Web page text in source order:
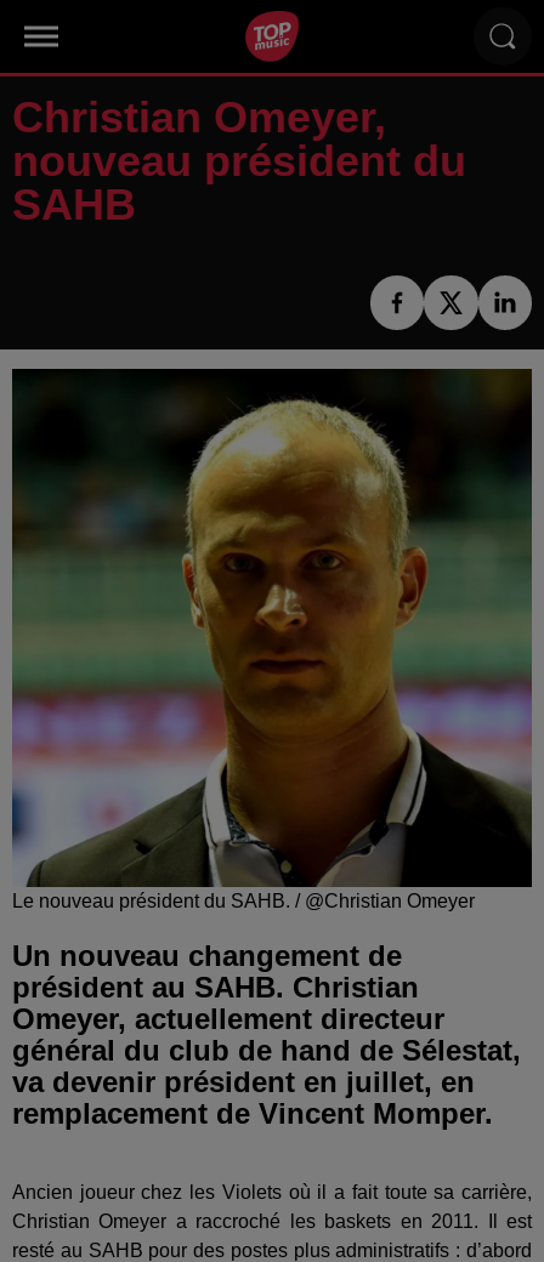
Christian Omeyer,
nouveau président du
SAHB
Le nouveau président du SAHB. / @Christian Omeyer
Un nouveau changement de
président au SAHB. Christian
Omeyer, actuellement directeur
général du club de hand de Sélestat,
va devenir président en juillet, en
remplacement de Vincent Momper.
Ancien joueur chez les Violets où il a fait toute sa carrière,
Christian Omeyer a raccroché les baskets en 2011. Il est
resté au SAHB pour des postes plus administratifs : d’abord